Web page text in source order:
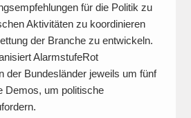
für die Politik zu
Aktivitäten zu koordinieren
der Branche zu entwickeln.
AlarmstufeRot
der Bundesländer jeweils um fünf
Demos, um politische